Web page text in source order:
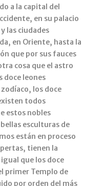
a la capital del
en su palacio
las ciudades
en Oriente, hasta la
que por sus fauces
cosa que el astro
doce leones
los doce
todos
estos nobles
esculturas de
están en proceso
tienen la
que los doce
primer Templo de
por orden del más